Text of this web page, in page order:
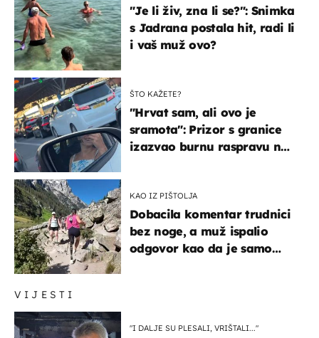
VIJESTI
"I DALJE SU PLESALI, VRIŠTALI..."
"Je li živ, zna li se?": Snimka
s Jadrana postala hit, radi li
i vaš muž ovo?
ŠTO KAŽETE?
"Hrvat sam, ali ovo je
sramota": Prizor s granice
izazvao burnu raspravu na
KAO IZ PIŠTOLJA
Dobacila komentar trudnici
bez noge, a muž ispalio
odgovor kao da je samo